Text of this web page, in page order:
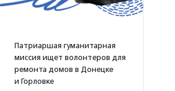
Патриаршая гуманитарная
миссия ищет волонтеров для
ремонта домов в Донецке
и Горловке